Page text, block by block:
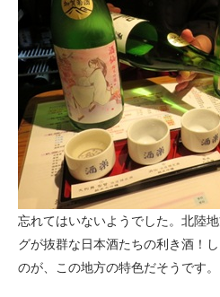
忘れてはいないようでした。北陸
グが抜群な日本酒たちの利き酒！
のが、この地方の特色だそうです。